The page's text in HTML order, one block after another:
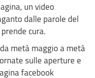
un video
dalle parole del
cura.
metà maggio a metà
sulle aperture e
facebook